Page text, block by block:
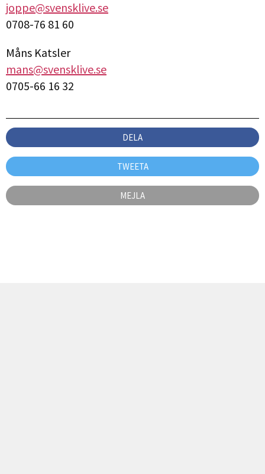
joppe@svensklive.se
0708-76 81 60
Måns Katsler
mans@svensklive.se
0705-66 16 32
DELA
TWEETA
MEJLA